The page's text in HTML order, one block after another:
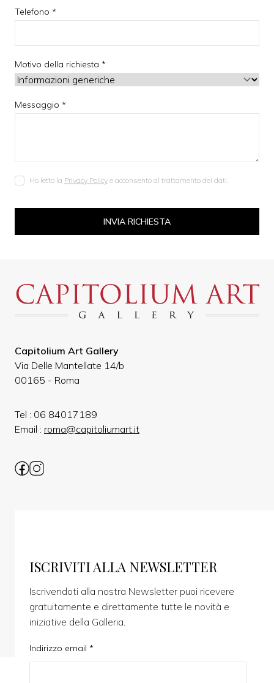
Telefono *
Motivo della richiesta *
Messaggio *
Ho letto la Privacy Policy e acconsento al trattamento dei dati.
INVIA RICHIESTA
Capitolium Art Gallery
Via Delle Mantellate 14/b
00165 - Roma
Tel : 06 84017189
Email : roma@capitoliumart.it
ISCRIVITI ALLA NEWSLETTER
Iscrivendoti alla nostra Newsletter puoi ricevere
gratuitamente e direttamente tutte le novità e
iniziative della Galleria.
Indirizzo email *